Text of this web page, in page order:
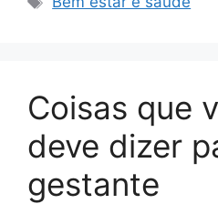
Coisas que
deve dizer
gestante